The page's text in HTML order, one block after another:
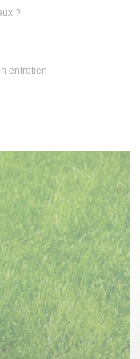
?
entretien